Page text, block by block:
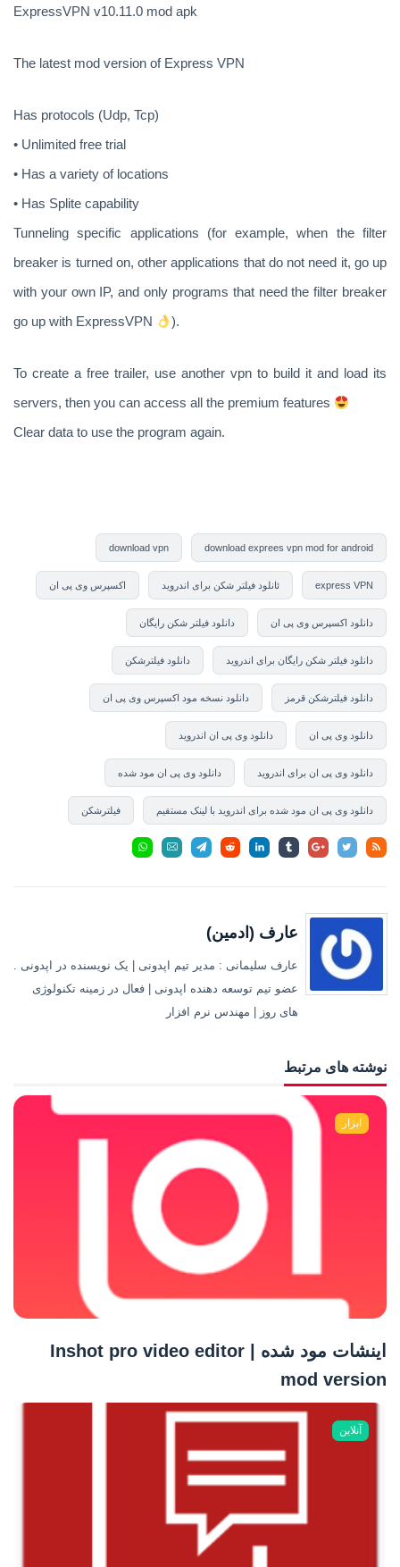
ExpressVPN v10.11.0 mod apk
The latest mod version of Express VPN
Has protocols (Udp, Tcp)
• Unlimited free trial
• Has a variety of locations
• Has Splite capability
Tunneling specific applications (for example, when the filter
breaker is turned on, other applications that do not need it, go up
with your own IP, and only programs that need the filter breaker
go up with ExpressVPN
).
To create a free trailer, use another vpn to build it and load its
servers, then you can access all the premium features
Clear data to use the program again.
download exprees vpn mod for android
download vpn
express VPN ئانلود فیلتر شکن برای اندروید اکسپرس وی پی ان
دانلود اکسپرس وی پی ان دانلود فیلتر شکن رایگان
دانلود فیلتر شکن رایگان برای اندروید دانلود فیلترشکن
دانلود فیلترشکن قرمز دانلود نسخه مود اکسپرس وی پی ان
دانلود وی پی ان دانلود وی پی ان اندروید
دانلود وی پی ان برای اندروید دانلود وی پی ان مود شده
دانلود وی پی ان مود شده برای اندروید با لینک مستقیم فیلترشکن
عارف (ادمین)
عارف سلیمانی : مدیر تیم اپدونی | یک نویسنده در اپدونی .
عضو تیم توسعه دهنده اپدونی | فعال در زمینه تکنولوژی
های روز | مهندس نرم افزار
نوشته های مرتبط
ابزار
اینشات مود شده | Inshot pro video editor
mod version
آنلاین